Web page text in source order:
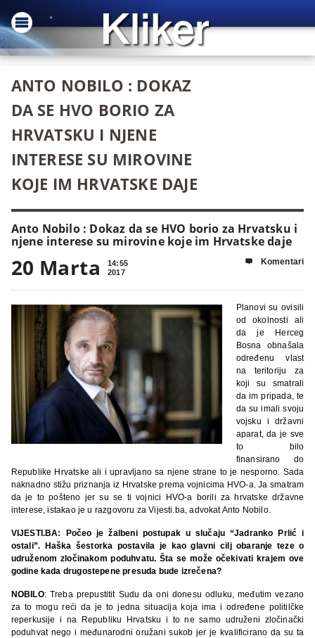
ANTO NOBILO : DOKAZ
DA SE HVO BORIO ZA
HRVATSKU I NJENE
INTERESE SU MIROVINE
KOJE IM HRVATSKE DAJE
Anto Nobilo : Dokaz da se HVO borio za Hrvatsku i
njene interese su mirovine koje im Hrvatske daje
20 Marta
14:55
2017
 Komentari
Planovi su ovisili
od okolnosti ali
da je Herceg
Bosna obnašala
određenu vlast
na teritoriju za
koji su smatrali
da im pripada, te
da su imali svoju
vojsku i državni
aparat, da je sve
to bilo
finansirano do
Republike Hrvatske ali i upravljano sa njene strane to je nesporno. Sada
naknadno stižu priznanja iz Hrvatske prema vojnicima HVO-a. Ja smatram
da je to pošteno jer su se ti vojnici HVO-a borili za hrvatske državne
interese, istakao je u razgovoru za Vijesti.ba, advokat Anto Nobilo.
VIJESTI.BA: Počeo je žalbeni postupak u slučaju “Jadranko Prlić i
ostali”. Haška šestorka postavila je kao glavni cilj obaranje teze o
udruženom zločinakom poduhvatu. Šta se može očekivati krajem ove
godine kada drugostepene presuda bude izrečena?
NOBILO: Treba prepustitit Sudu da oni donesu odluku, međutim vezano
za to mogu reći da je to jedna situacija koja ima i određene politilčke
reperkusije i na Republiku Hrvatsku i to ne samo udruženi zločinački
poduhvat nego i međunarodni oružani sukob jer je kvalificirano da su ta